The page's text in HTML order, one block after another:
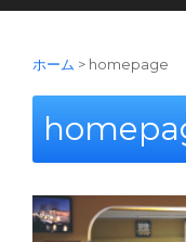
ホーム > homepage